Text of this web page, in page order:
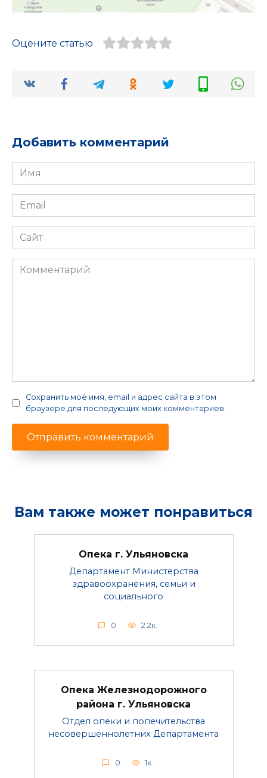
Оцените статью
Добавить комментарий
Имя
*
Email
*
Сайт
Комментарий
Сохранить моё имя, email и адрес сайта в этом
браузере для последующих моих комментариев.
Вам также может понравиться
Опека г. Ульяновска
Департамент Министерства
здравоохранения, семьи и
социального
0 2.2к.
Опека Железнодорожного
района г. Ульяновска
Отдел опеки и попечительства
несовершеннолетних Департамента
0 1к.